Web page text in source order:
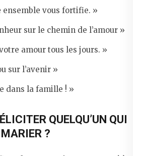
ensemble vous fortifie. »
sur le chemin de l’amour »
amour tous les jours. »
sur l’avenir »
dans la famille ! »
QUELQU’UN QUI
?